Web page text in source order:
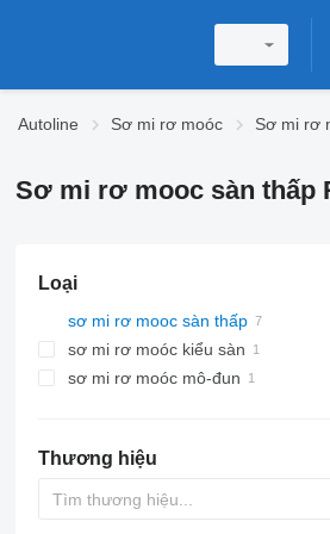
Autoline Sơ mi rơ moóc Sơ mi rơ
Sơ mi rơ mooc sàn thấp
Loại
sơ mi rơ mooc sàn thấp
sơ mi rơ moóc kiểu sàn
sơ mi rơ moóc mô-đun
Thương hiệu